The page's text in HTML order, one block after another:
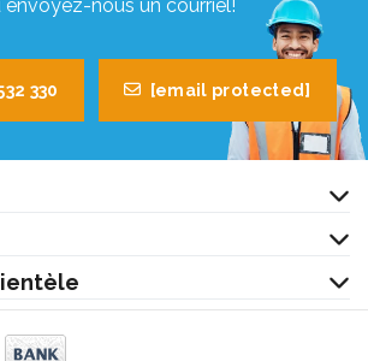
nous un courriel!
330 [email protected]